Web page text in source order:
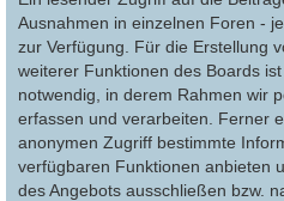
Ausnahmen in einzelnen Foren -
zur Verfügung. Für die Erstellung
weiterer Funktionen des Boards
notwendig, in derem Rahmen wir
erfassen und verarbeiten. Ferner
anonymen Zugriff bestimmte
verfügbaren Funktionen anbieten
des Angebots ausschließen bzw.